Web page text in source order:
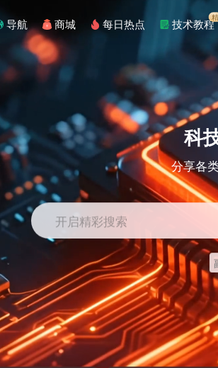
导航 商城 每日热点 技术教程精
科
分享各
开启精彩搜索